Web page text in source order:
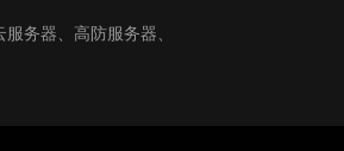
务器、高防服务器、